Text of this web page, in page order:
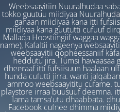
Weebsaayitiin Nuuralhudaa
tokko guutuu miidiyaa
gahaan miidiyaa kana itti
miidiyaa kana guututti cufuuf
Mallaqa Hoostiingiif waggaa
name), Kafaltii nageenya
weebsaayitii qopheessaniif
heddutu jira. Tumsi hawaasaa
dheeraaf itti fufsiisuun haalaan
hunda cufutti jirra. wanti
ammoo weebsaayititu cufame.
playstore irraa buusuuf deemna.
lama tamsa'utu dhaabbata.
Facebook cufnee dhimma